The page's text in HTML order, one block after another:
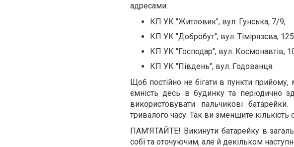
адресами:
КП УК "Житловик", вул. Гунська, 7/9;
КП УК "Добробут", вул. Тімірязєва,
КП УК "Господар", вул. Космонавтів,
КП УК "Південь", вул. Годованця.
Щоб постійно не бігати в пункти
ємність десь в будинку та періодично
використовувати пальчикові
тривалого часу. Так ви зменшите кількість
ПАМ’ЯТАЙТЕ! Викинути батарейку в
собі та оточуючим, але й декільком